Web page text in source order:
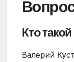
Кто
Валерий